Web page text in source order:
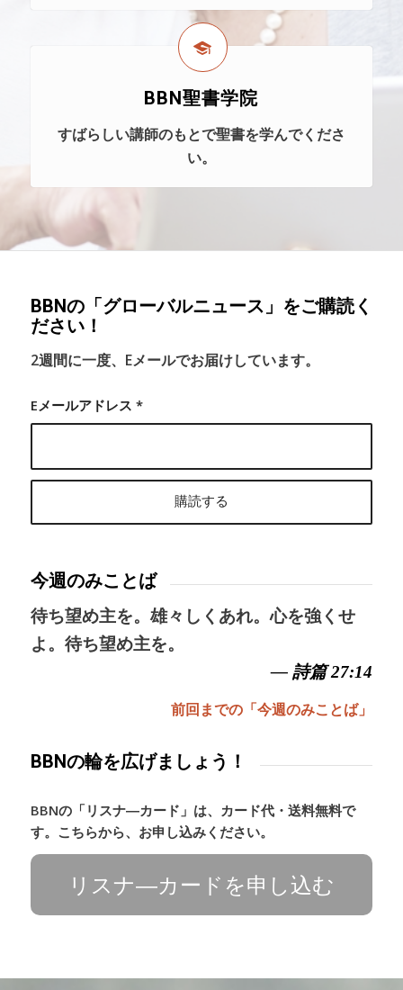
BBN聖書学院
すばらしい講師のもとで聖書を学んでくださ
い。
BBNの「グローバルニュース」をご購読く
ださい！
2週間に一度、Eメールでお届けしています。
Eメールアドレス *
今週のみことば
待ち望め主を。雄々しくあれ。心を強くせ
よ。待ち望め主を。
— 詩篇 27:14
前回までの「今週のみことば」
BBNの輪を広げましょう！
BBNの「リスナ―カード」は、カード代・送料無料で
す。こちらから、お申し込みください。
リスナ―カードを申し込む